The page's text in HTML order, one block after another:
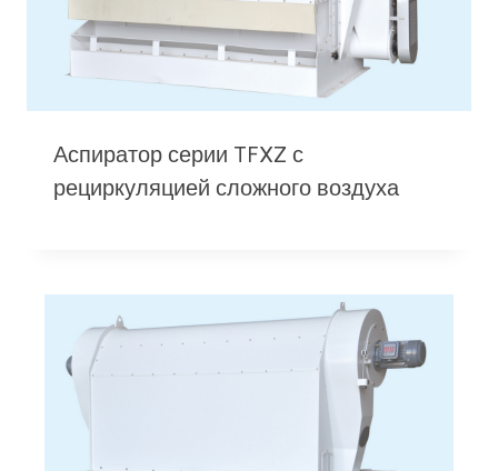
Аспиратор серии TFXZ с
рециркуляцией сложного воздуха